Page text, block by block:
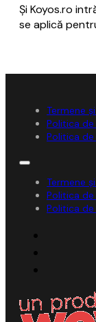
Și Koyos.ro
se aplică
Termene
Politica de
Politica
Termene
Politica de
Politica